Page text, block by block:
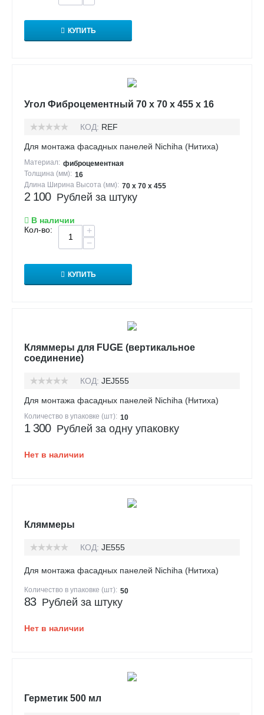
КУПИТЬ
Угол Фиброцементный 70 х 70 х 455 х 16
КОД: REF
Для монтажа фасадных панелей Nichiha (Нитиха)
Материал: фиброцементная
Толщина (мм): 16
Длина Ширина Высота (мм): 70 х 70 х 455
2 100 Рублей за штуку
В наличии
Кол-во:
+
−
КУПИТЬ
Кляммеры для FUGE (вертикальное
соединение)
КОД: JEJ555
Для монтажа фасадных панелей Nichiha (Нитиха)
Количество в упаковке (шт): 10
1 300 Рублей за одну упаковку
Нет в наличии
Кляммеры
КОД: JE555
Для монтажа фасадных панелей Nichiha (Нитиха)
Количество в упаковке (шт): 50
83 Рублей за штуку
Нет в наличии
Герметик 500 мл